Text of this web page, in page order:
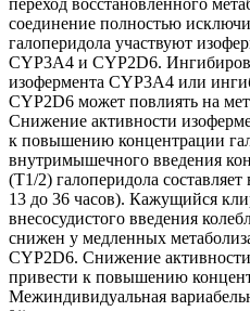
переход восстановленного
соединение полностью
галоперидола участвуют
CYP3A4 и CYP2D6.
изофермента CYP3A4 или
CYP2D6 может повлиять на
Снижение активности
к повышению концентрации
внутримышечного введения
(Т1/2) галоперидола
13 до 36 часов). Кажущийся
внесосудистого введения
снижен у медленных
CYP2D6. Снижение
привести к повышению
Межиндивидуальная